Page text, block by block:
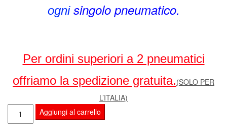
ognisingolo pneumatico.
Per ordini superiori a 2 pneumatici
offriamo la spedizione gratuita.(SOLO PER
L’ITALIA)
PNEUMATICI
GOMME
Aggiungi al carrello